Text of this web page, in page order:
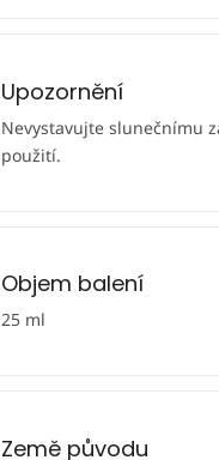
Upozornění
Nevystavujte slunečnímu
použití.
Objem balení
25 ml
Země původu